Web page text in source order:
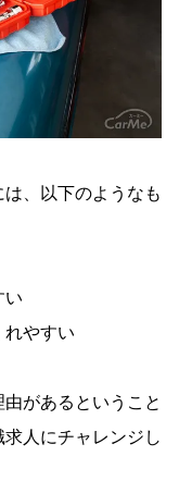
、以下のようなも
い
れやすい
由があるということ
人にチャレンジし